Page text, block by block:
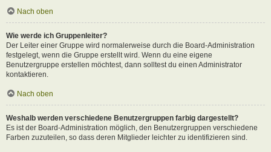
Nach oben
Wie werde ich Gruppenleiter?
Der Leiter einer Gruppe wird normalerweise durch die Board-Administration
festgelegt, wenn die Gruppe erstellt wird. Wenn du eine eigene
Benutzergruppe erstellen möchtest, dann solltest du einen Administrator
kontaktieren.
Nach oben
Weshalb werden verschiedene Benutzergruppen farbig dargestellt?
Es ist der Board-Administration möglich, den Benutzergruppen verschiedene
Farben zuzuteilen, so dass deren Mitglieder leichter zu identifizieren sind.